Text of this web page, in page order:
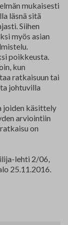
mukaisesti
läsnä sitä
Siihen
myös asian
poikkeusta.
kun
ratkaisuun tai
johtuvilla
joiden käsittely
arviointiin
on
lehti 2/06,
25.11.2016.